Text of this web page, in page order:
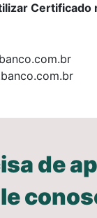
Certificado
de